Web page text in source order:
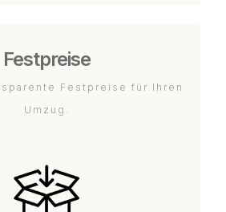
Festpreise
Festpreise für Ihren
Umzug.